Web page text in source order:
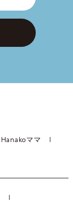
Hanakoママ